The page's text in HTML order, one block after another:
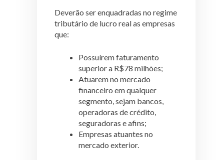
Deverão ser enquadradas no regime
tributário de lucro real as empresas
que:
Possuírem faturamento
superior a R$78 milhões;
Atuarem no mercado
financeiro em qualquer
segmento, sejam bancos,
operadoras de crédito,
seguradoras e afins;
Empresas atuantes no
mercado exterior.